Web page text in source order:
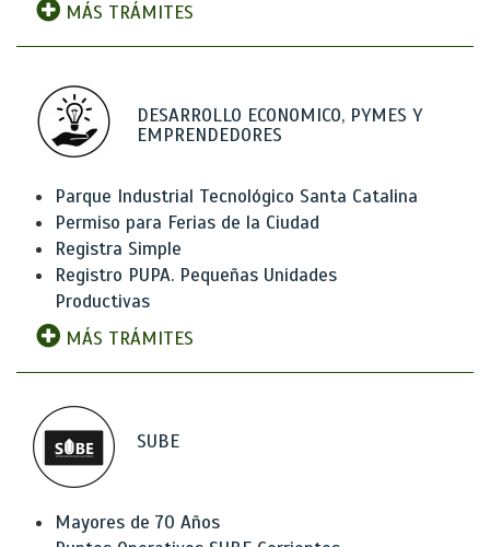
MÁS TRÁMITES
DESARROLLO ECONOMICO, PYMES Y
EMPRENDEDORES
Parque Industrial Tecnológico Santa Catalina
Permiso para Ferias de la Ciudad
Registra Simple
Registro PUPA. Pequeñas Unidades
Productivas
MÁS TRÁMITES
SUBE
Mayores de 70 Años